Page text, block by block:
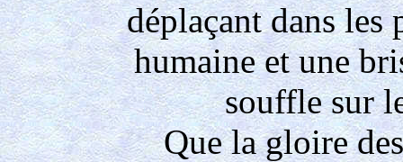
déplaçant dans les
humaine et une
souffle sur
Que la gloire